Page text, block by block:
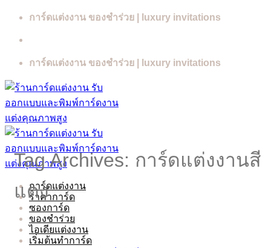
Skip
การ์ดแต่งงาน ของชำร่วย | luxury invitations
การ์ดแต่งงาน ของชำร่วย | luxury invitations
การ์ดแต่งงาน
ราคาการ์ด
ซองการ์ด
ของชำร่วย
ไอเดียแต่งงาน
เริ่มต้นทำการ์ด
Tag Archives: การ์ดแต่งงานสี
แดง